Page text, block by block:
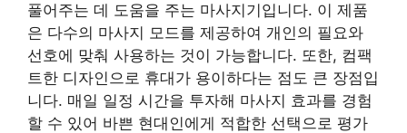
풀어주는 데 도움을 주는 마사지기입니다. 이 제품
은 다수의 마사지 모드를 제공하여 개인의 필요와
선호에 맞춰 사용하는 것이 가능합니다. 또한, 컴팩
트한 디자인으로 휴대가 용이하다는 점도 큰 장점입
니다. 매일 일정 시간을 투자해 마사지 효과를 경험
할 수 있어 바쁜 현대인에게 적합한 선택으로 평가